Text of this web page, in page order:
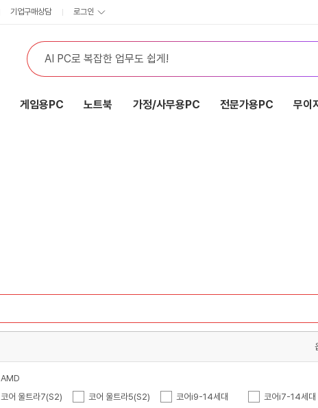
기업구매상담 로그인
게임용PC 노트북 가정/사무용PC 전문가용PC 무이
AMD
코어 울트라7(S2) 코어 울트라5(S2) 코어i9-14세대
코어i7-14세대